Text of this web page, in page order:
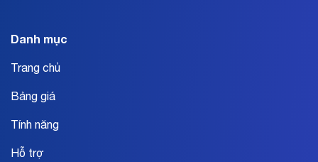
Danh mục
Trang chủ
Bảng giá
Tính năng
Hỗ trợ